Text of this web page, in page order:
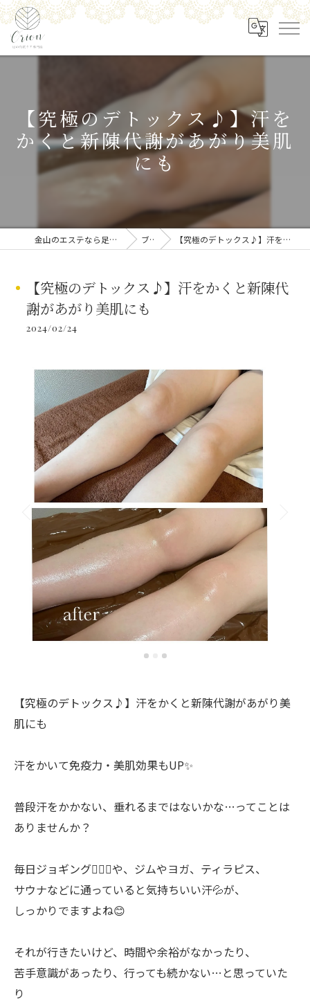
【究極のデトックス♪】汗を
かくと新陳代謝があがり美肌
にも
金山のエステなら足の角質ケア専門店 Orion ブログ 【究極のデトックス♪】汗をかくと新陳代謝があがり美肌にも
【究極のデトックス♪】汗をかくと新陳代
謝があがり美肌にも
2024/02/24
【究極のデトックス♪】汗をかくと新陳代謝があがり美
肌にも
汗をかいて免疫力・美肌効果もUP✨
普段汗をかかない、垂れるまではないかな…ってことは
ありませんか？
毎日ジョギング🏃🏻‍♀️や、ジムやヨガ、ティラピス、
サウナなどに通っていると気持ちいい汗💦が、
しっかりでますよね😊
それが行きたいけど、時間や余裕がなかったり、
苦手意識があったり、行っても続かない…と思っていた
り